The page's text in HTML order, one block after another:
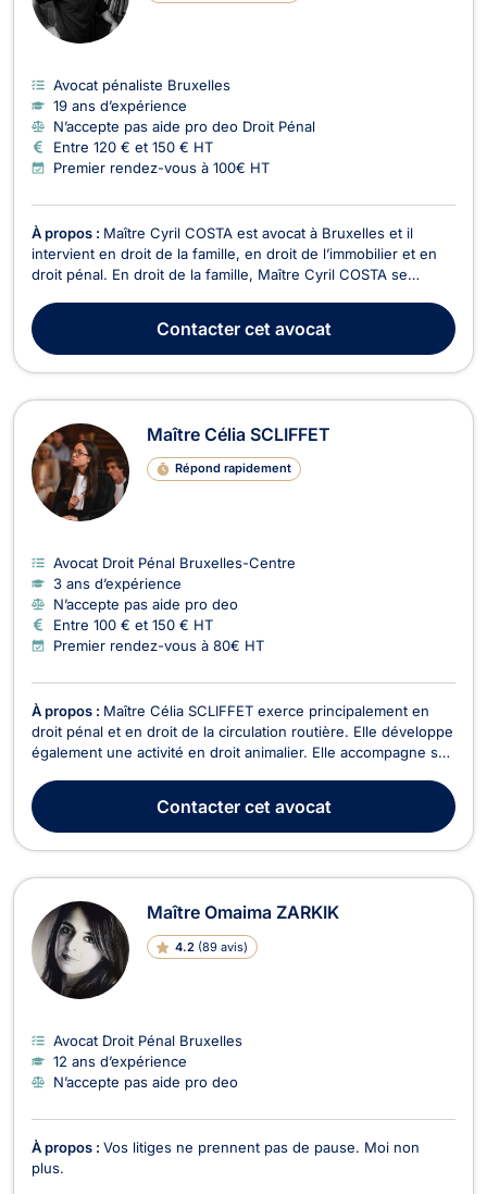
Avocat pénaliste Bruxelles
19 ans d’expérience
N’accepte pas aide pro deo Droit Pénal
Entre 120 € et 150 € HT
Premier rendez-vous à 100€ HT
À propos : Maître Cyril COSTA est avocat à Bruxelles et il
intervient en droit de la famille, en droit de l’immobilier et en
droit pénal. En droit de la famille, Maître Cyril COSTA se
de cohabitation légale, de filiation, de droit de garde et de
droit de visite, de pension a...
Contactercet avocat
Maître Célia SCLIFFET
Répond rapidement
Avocat Droit Pénal Bruxelles-Centre
3 ans d’expérience
N’accepte pas aide pro deo
Entre 100 € et 150 € HT
Premier rendez-vous à 80€ HT
À propos : Maître Célia SCLIFFET exerce principalement en
droit pénal et en droit de la circulation routière. Elle développe
également une activité en droit animalier. Elle accompagne ses
auditions et l'enquête jusqu'à la comparution devant les
juridictions d'instruction ou ...
Contactercet avocat
Maître Omaima ZARKIK
4.2 (89 avis)
Avocat Droit Pénal Bruxelles
12 ans d’expérience
N’accepte pas aide pro deo
À propos : Vos litiges ne prennent pas de pause. Moi non
plus.